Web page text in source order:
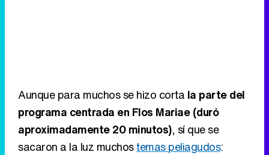
Aunque para muchos se hizo corta la parte del
programa centrada en Flos Mariae (duró
aproximadamente 20 minutos), sí que se
sacaron a la luz muchostemas peliagudos: